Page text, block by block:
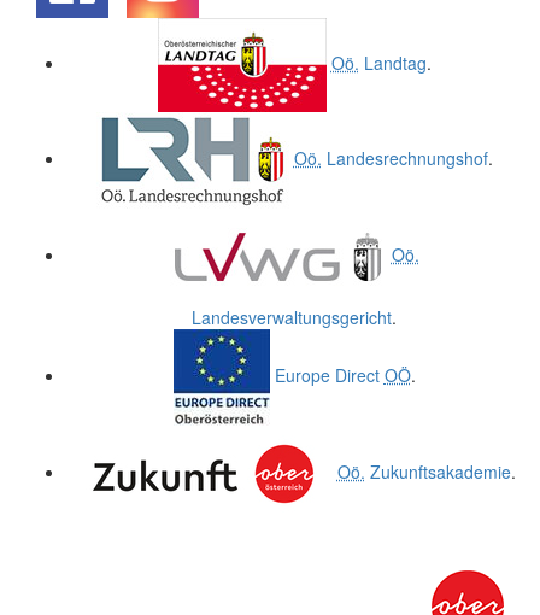
Oö. Landtag.
Oö. Landesrechnungshof.
Oö.
Landesverwaltungsgericht.
Europe Direct OÖ.
Oö. Zukunftsakademie.